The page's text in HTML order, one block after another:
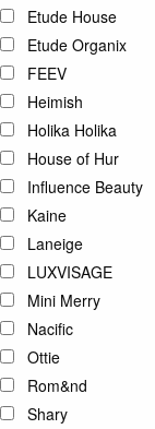
Etude House
Etude Organix
FEEV
Heimish
Holika Holika
House of Hur
Influence Beauty
Kaine
Laneige
LUXVISAGE
Mini Merry
Nacific
Ottie
Rom&nd
Shary